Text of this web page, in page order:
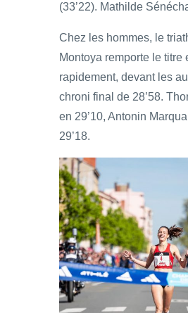
(33’22). Mathilde
Chez les hommes, le
Montoya remporte le titre
rapidement, devant les
chroni final de 28’58.
en 29’10, Antonin
29’18.